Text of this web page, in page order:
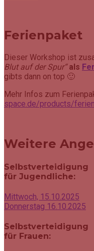
Ferienpaket
Dieser Workshop ist
Blut auf der Spur“ als
gibts dann on top 🙂
Mehr Infos zum
space.de/products/
Weitere
Selbstverteidigung
für Jugendliche:
Mittwoch, 15.10.2025
Donnerstag 16.10.2025
Selbstverteidigung
für Frauen: